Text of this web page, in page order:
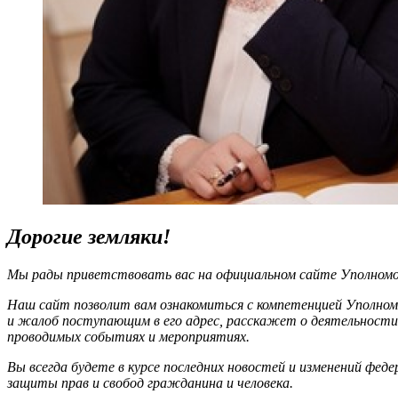
Дорогие земляки!
Мы рады приветствовать вас на официальном сайте
Наш сайт позволит вам ознакомиться с компетенцией
и жалоб поступающим в его адрес, расскажет о
проводимых событиях и мероприятиях.
Вы всегда будете в курсе последних новостей и изменений
защиты прав и свобод гражданина и человека.